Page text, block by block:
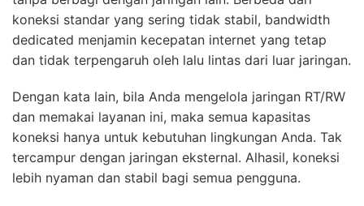
koneksi standar yang sering tidak stabil, bandwidth
dedicated menjamin kecepatan internet yang tetap
dan tidak terpengaruh oleh lalu lintas dari luar jaringan.
Dengan kata lain, bila Anda mengelola jaringan RT/RW
dan memakai layanan ini, maka semua kapasitas
koneksi hanya untuk kebutuhan lingkungan Anda. Tak
tercampur dengan jaringan eksternal. Alhasil, koneksi
lebih nyaman dan stabil bagi semua pengguna.